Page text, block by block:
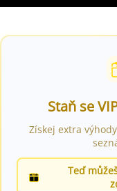
Staň se
Získej extra
Teď